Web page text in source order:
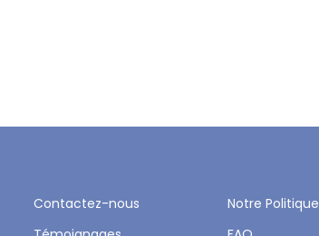
Contactez-nous
Notre Politique